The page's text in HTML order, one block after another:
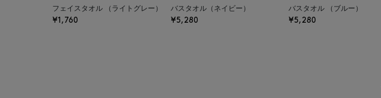
フェイスタオル （ライトグレー）
¥1,760
バスタオル（ネイビー）
¥5,280
バスタオル （ブルー）
¥5,280